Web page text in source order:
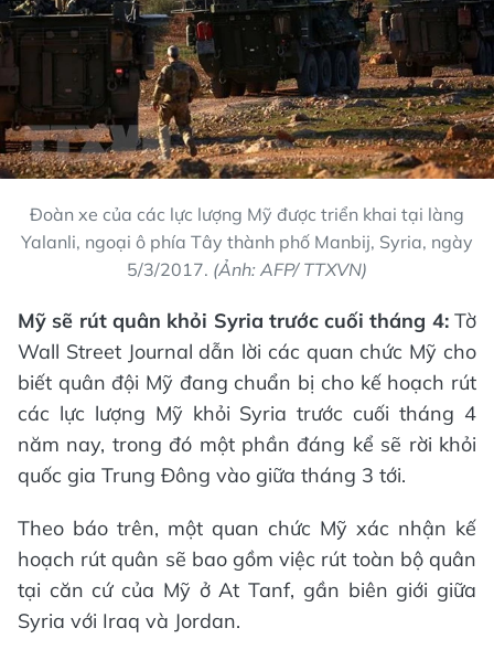
Đoàn xe của các lực lượng Mỹ được triển khai tại làng
Yalanli, ngoại ô phía Tây thành phố Manbij, Syria, ngày
5/3/2017. (Ảnh: AFP/ TTXVN)
Mỹ sẽ rút quân khỏi Syria trước cuối tháng 4: Tờ
Wall Street Journal dẫn lời các quan chức Mỹ cho
biết quân đội Mỹ đang chuẩn bị cho kế hoạch rút
các lực lượng Mỹ khỏi Syria trước cuối tháng 4
năm nay, trong đó một phần đáng kể sẽ rời khỏi
quốc gia Trung Đông vào giữa tháng 3 tới.
Theo báo trên, một quan chức Mỹ xác nhận kế
hoạch rút quân sẽ bao gồm việc rút toàn bộ quân
tại căn cứ của Mỹ ở At Tanf, gần biên giới giữa
Syria với Iraq và Jordan.